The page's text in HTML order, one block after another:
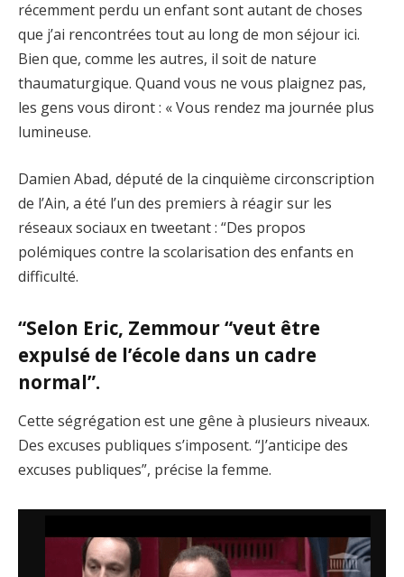
récemment perdu un enfant sont autant de choses
que j’ai rencontrées tout au long de mon séjour ici.
Bien que, comme les autres, il soit de nature
thaumaturgique. Quand vous ne vous plaignez pas,
les gens vous diront : « Vous rendez ma journée plus
lumineuse.
Damien Abad, député de la cinquième circonscription
de l’Ain, a été l’un des premiers à réagir sur les
réseaux sociaux en tweetant : “Des propos
polémiques contre la scolarisation des enfants en
difficulté.
“Selon Eric, Zemmour “veut être
expulsé de l’école dans un cadre
normal”.
Cette ségrégation est une gêne à plusieurs niveaux.
Des excuses publiques s’imposent. “J’anticipe des
excuses publiques”, précise la femme.